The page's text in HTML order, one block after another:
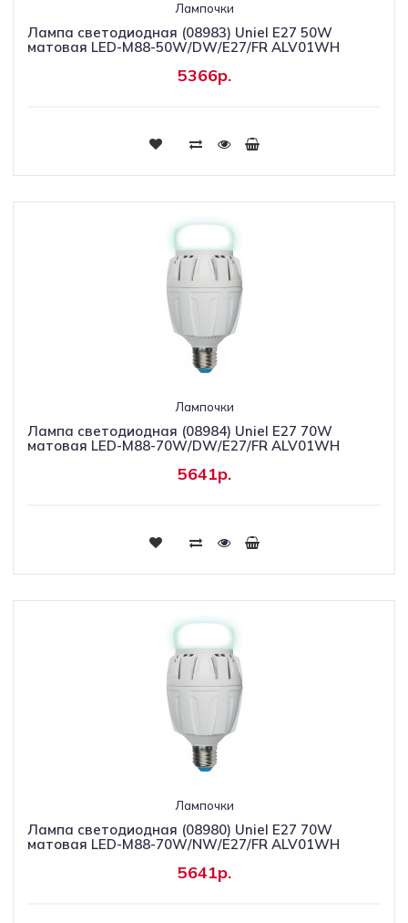
Лампочки
Лампа светодиодная (08983) Uniel E27 50W
матовая LED-M88-50W/DW/E27/FR ALV01WH
5366р.
Лампочки
Лампа светодиодная (08984) Uniel E27 70W
матовая LED-M88-70W/DW/E27/FR ALV01WH
5641р.
Лампочки
Лампа светодиодная (08980) Uniel E27 70W
матовая LED-M88-70W/NW/E27/FR ALV01WH
5641р.